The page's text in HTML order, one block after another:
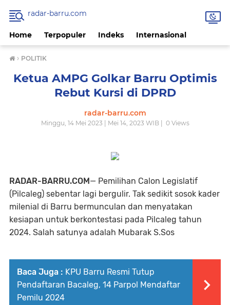
Home Terpopuler Indeks Internasional
radar-barru.com
› POLITIK
Ketua AMPG Golkar Barru Optimis
Rebut Kursi di DPRD
radar-barru.com
Minggu, 14 Mei 2023 | Mei 14, 2023 WIB | 0Views
RADAR-BARRU.COM— Pemilihan Calon Legislatif
(Pilcaleg) sebentar lagi bergulir. Tak sedikit sosok kader
milenial di Barru bermunculan dan menyatakan
kesiapan untuk berkontestasi pada Pilcaleg tahun
2024. Salah satunya adalah Mubarak S.Sos
Baca Juga : KPU Barru Resmi Tutup
Pendaftaran Bacaleg, 14 Parpol Mendaftar
Pemilu 2024